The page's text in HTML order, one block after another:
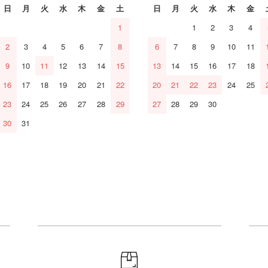
日 月 火 水 木 金
土
1
2
3 4 5 6 7
8
9
10 11 12 13 14
15
16
17 18 19 20 21
22
23
24 25 26 27 28
29
30
31
日 月 火 水 木 金
1
2 3 4
6
7 8 9 10 11
13
14 15 16 17 18
20
21 22 23 24 25
27
28 29 30